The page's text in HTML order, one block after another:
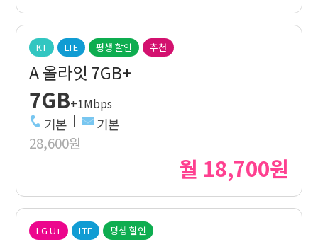
KT LTE 평생 할인 추천
A 올라잇 7GB+
7GB+1Mbps
기본 기본
28,600원
월 18,700원
LG U+ LTE 평생 할인